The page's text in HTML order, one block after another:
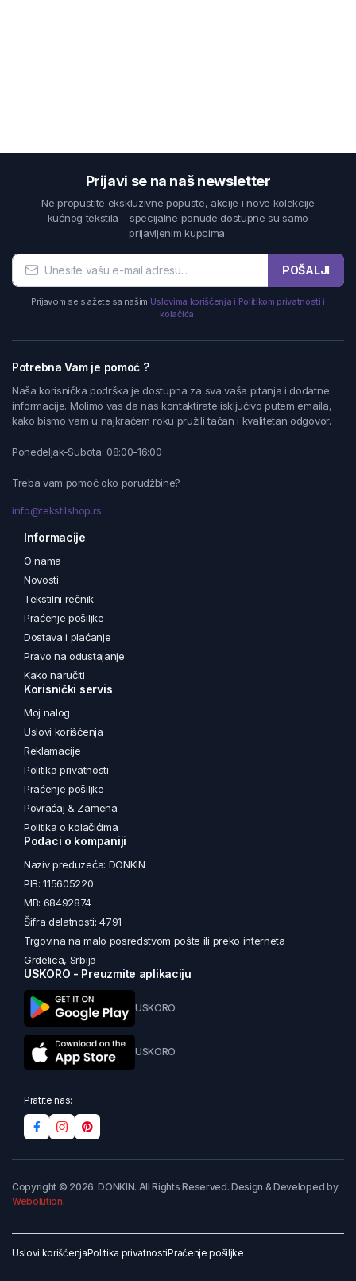
Prijavi se na naš newsletter
Ne propustite ekskluzivne popuste, akcije i nove kolekcije
kućnog tekstila – specijalne ponude dostupne su samo
prijavljenim kupcima.
POŠALJI
Prijavom se slažete sa našim Uslovima korišćenja i Politikom privatnosti i
kolačića.
Potrebna Vam je pomoć ?
Naša korisnička podrška je dostupna za sva vaša pitanja i dodatne
informacije. Molimo vas da nas kontaktirate isključivo putem emaila,
kako bismo vam u najkraćem roku pružili tačan i kvalitetan odgovor.
Ponedeljak-Subota: 08:00-16:00
Treba vam pomoć oko porudžbine?
info@tekstilshop.rs
Informacije
O nama
Novosti
Tekstilni rečnik
Praćenje pošiljke
Dostava i plaćanje
Pravo na odustajanje
Kako naručiti
Korisnički servis
Moj nalog
Uslovi korišćenja
Reklamacije
Politika privatnosti
Praćenje pošiljke
Povraćaj & Zamena
Politika o kolačićima
Podaci o kompaniji
Naziv preduzeća: DONKIN
PIB: 115605220
MB: 68492874
Šifra delatnosti: 4791
Trgovina na malo posredstvom pošte ili preko interneta
Grdelica, Srbija
USKORO - Preuzmite aplikaciju
USKORO
USKORO
Pratite nas:
Copyright © 2026. DONKIN. All Rights Reserved. Design & Developed by
Webolution.
Uslovi korišćenjaPolitika privatnostiPraćenje pošiljke